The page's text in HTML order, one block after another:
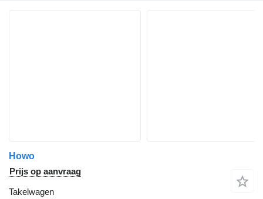
Howo
Prijs op aanvraag
Takelwagen